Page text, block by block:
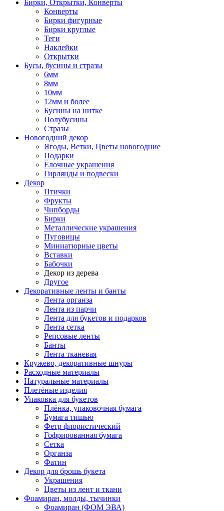
Бирки, Oткрытки, Конверты
Конверты
Бирки фигурные
Бирки круглые
Теги
Наклейки
Открытки
Бусы, бусины и стразы
6мм
8мм
10мм
12мм и более
Бусины на нитке
Полубусины
Стразы
Новогодний декор
Ягоды, Ветки, Цветы новогодние
Подарки
Ёлочные украшения
Гирлянды и подвески
Декор
Птички
Фрукты
Чипборды
Бирки
Металлические украшения
Пуговицы
Миниатюрные цветы
Вставки
Бабочки
Декор из дерева
Другое
Декоративные ленты и банты
Лента органза
Лента из парчи
Лента для букетов и подарков
Лента сетка
Репсовые ленты
Банты
Лента тканевая
Кружево, декоративные шнуры
Расходные материалы
Натуральные материалы
Плетёные изделия
Упаковка для букетов
Плёнка, упаковочная бумага
Бумага тишью
Фетр флористический
Гофрированная бумага
Сетка
Органза
Фатин
Декор для брошь букета
Украшения
Цветы из лент и ткани
Фоамиран, молды, тычинки
Фоамиран (ФОМ ЭВА)